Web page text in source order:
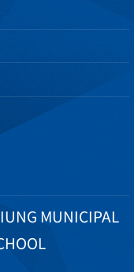
MUNICIPAL